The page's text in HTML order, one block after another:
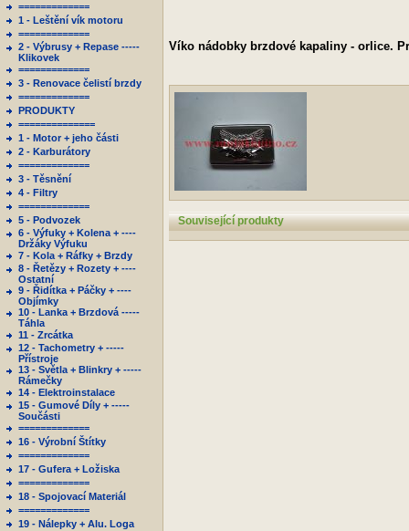
=============
1 - Leštění vík motoru
=============
2 - Výbrusy + Repase -----
Klikovek
=============
3 - Renovace čelistí brzdy
=============
PRODUKTY
==============
1 - Motor + jeho části
2 - Karburátory
=============
3 - Těsnění
4 - Filtry
=============
5 - Podvozek
6 - Výfuky + Kolena + ----
Držáky Výfuku
7 - Kola + Ráfky + Brzdy
8 - Řetězy + Rozety + ----
Ostatní
9 - Řidítka + Páčky + ----
Objímky
10 - Lanka + Brzdová -----
Táhla
11 - Zrcátka
12 - Tachometry + -----
Přístroje
13 - Světla + Blinkry + -----
Rámečky
14 - Elektroinstalace
15 - Gumové Díly + -----
Součásti
=============
16 - Výrobní Štítky
=============
17 - Gufera + Ložiska
=============
18 - Spojovací Materiál
=============
19 - Nálepky + Alu. Loga
Víko nádobky brzdové kapaliny - orlice.
Související produkty